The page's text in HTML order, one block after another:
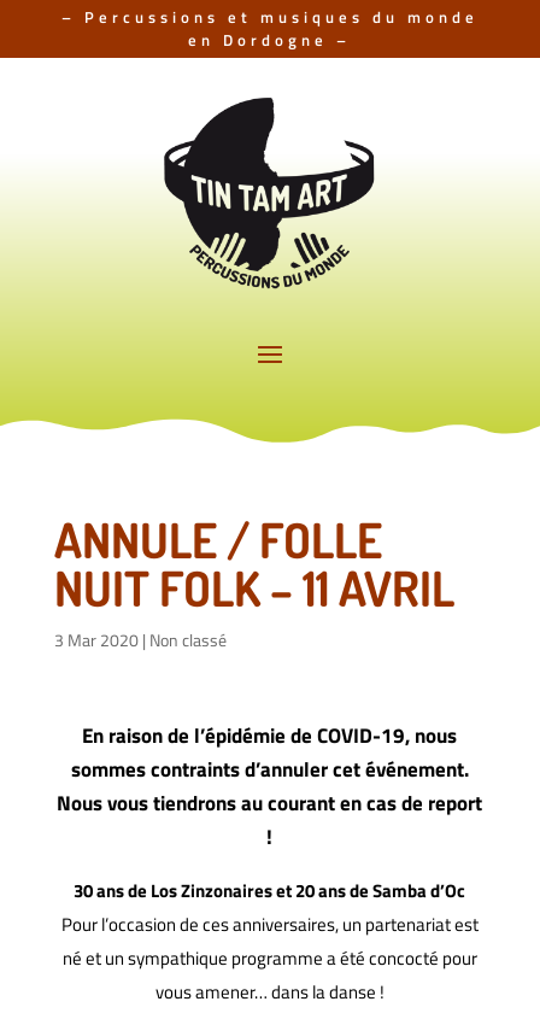
– Percussions et musiques du monde
en Dordogne –
ANNULE / FOLLE
NUIT FOLK – 11 AVRIL
3 Mar 2020| Non classé
En raison de l’épidémie de COVID-19, nous
sommes contraints d’annuler cet événement.
Nous vous tiendrons au courant en cas de report
!
30 ans de Los Zinzonaires et 20 ans de Samba d’Oc
Pour l’occasion de ces anniversaires, un partenariat est
né et un sympathique programme a été concocté pour
vous amener… dans la danse !